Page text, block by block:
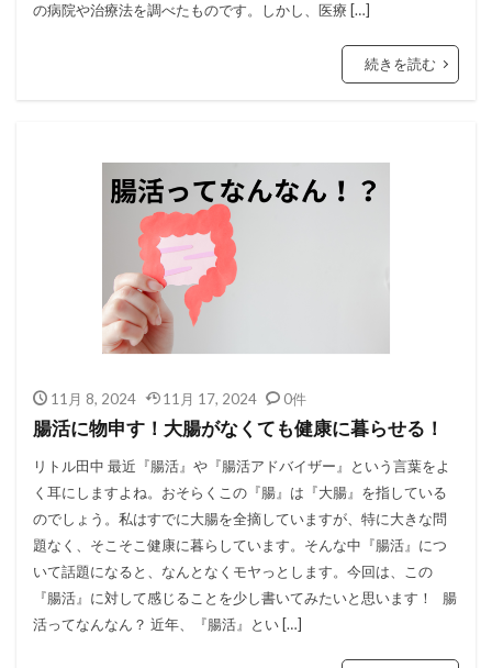
の病院や治療法を調べたものです。しかし、医療 […]
続きを読む
11月 8, 2024 11月 17, 2024 0件
腸活に物申す！大腸がなくても健康に暮らせる！
リトル田中 最近『腸活』や『腸活アドバイザー』という言葉をよ
く耳にしますよね。おそらくこの『腸』は『大腸』を指している
のでしょう。私はすでに大腸を全摘していますが、特に大きな問
題なく、そこそこ健康に暮らしています。そんな中『腸活』につ
いて話題になると、なんとなくモヤっとします。今回は、この
『腸活』に対して感じることを少し書いてみたいと思います！ 腸
活ってなんなん？ 近年、『腸活』とい […]